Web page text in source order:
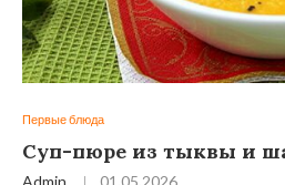
Первые блюда
Суп-пюре из тыквы и
Admin 01.05.2026